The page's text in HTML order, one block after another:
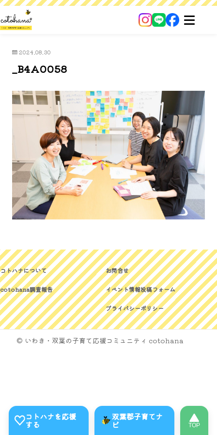
2024.08.30
_B4A0058
コトハナについて
cotohana調査報告
お問合せ
イベント情報投稿フォーム
プライバシーポリシー
© いわき・双葉の子育て応援コミュニティ cotohana
コトハナを応援
する
双葉郡子育てナ
ビ TOP